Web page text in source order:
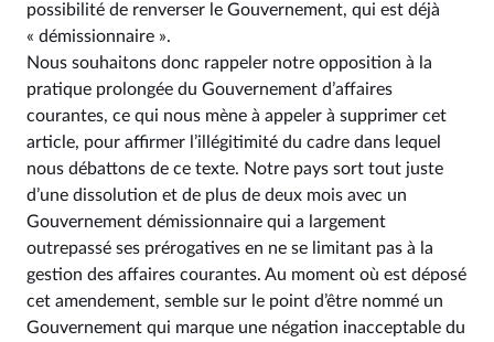
possibilité de renverser le Gouvernement, qui est déjà
« démissionnaire ».
Nous souhaitons donc rappeler notre opposition à la
pratique prolongée du Gouvernement d’affaires
courantes, ce qui nous mène à appeler à supprimer cet
article, pour affirmer l’illégitimité du cadre dans lequel
nous débattons de ce texte. Notre pays sort tout juste
d’une dissolution et de plus de deux mois avec un
Gouvernement démissionnaire qui a largement
outrepassé ses prérogatives en ne se limitant pas à la
gestion des affaires courantes. Au moment où est déposé
cet amendement, semble sur le point d’être nommé un
Gouvernement qui marque une négation inacceptable du